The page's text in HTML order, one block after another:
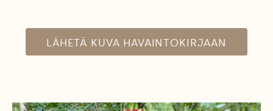
LÄHETÄ KUVA HAVAINTOKIRJAAN